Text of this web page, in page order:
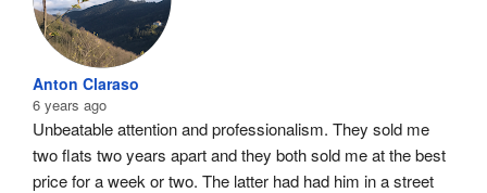
Anton Claraso
6 years ago
Unbeatable attention and professionalism. They sold me
two flats two years apart and they both sold me at the best
price for a week or two. The latter had had him in a street